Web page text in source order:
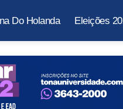
Do Holanda Eleições